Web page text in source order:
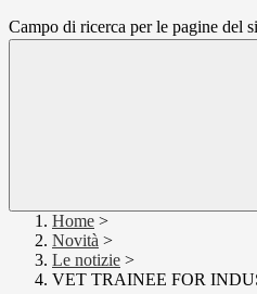
Campo di ricerca per le pagine del
Home >
Novità >
Le notizie >
VET TRAINEE FOR